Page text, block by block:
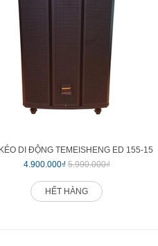
DI ĐỘNG TEMEISHENG ED 155-15
4.900.000₫ 5.990.000₫
HẾT HÀNG